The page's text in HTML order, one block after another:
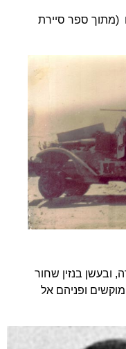
(מתוך ספר סיירת
ובעשן בנזין שחור
ופניהם אל